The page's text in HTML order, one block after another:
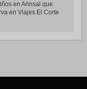
en Arinsal que
en Viajes El Corte